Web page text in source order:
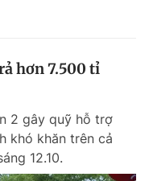
hơn 7.500 tỉ
2 gây quỹ hỗ trợ
khó khăn trên cả
12.10.